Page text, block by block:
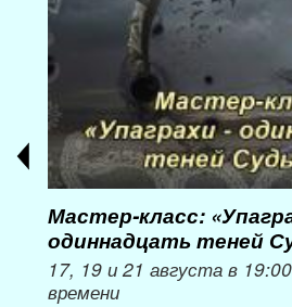
Мастер-класс:
одиннадцать теней
17, 19 и 21 августа в
времени